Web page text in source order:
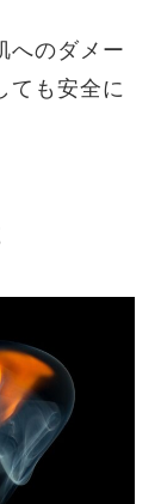
へのダメー
ても安全に